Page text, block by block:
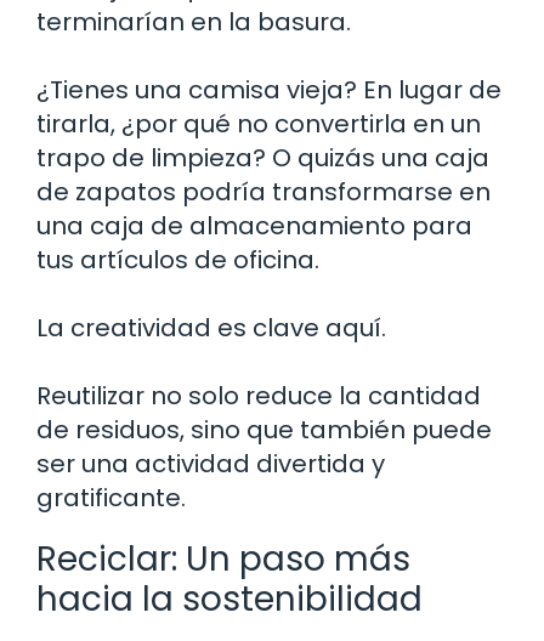
terminarían en la basura.
¿Tienes una camisa vieja? En lugar de
tirarla, ¿por qué no convertirla en un
trapo de limpieza? O quizás una caja
de zapatos podría transformarse en
una caja de almacenamiento para
tus artículos de oficina.
La creatividad es clave aquí.
Reutilizar no solo reduce la cantidad
de residuos, sino que también puede
ser una actividad divertida y
gratificante.
Reciclar: Un paso más
hacia la sostenibilidad